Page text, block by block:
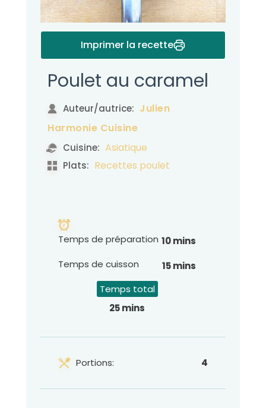
Imprimer la recette
Poulet au caramel
Auteur/autrice: Julien
Harmonie Cuisine
Cuisine: Asiatique
Plats: Recettes poulet
Temps de préparation 10 mins
Temps de cuisson
15 mins
Temps total
25 mins
Portions: 4